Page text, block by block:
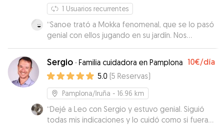
1 Usuarios recurrentes
“Sanoe trató a Mokka fenomenal, que se lo pasó
genial con ellos jugando en su jardín. Nos
mantuvo informados y mandó fotos durante
toda la estancia, lo cual se agradece mucho.
Repetiriamos sin duda.”
Sergio · Familia cuidadora en Pamplona 10€/día
5.0 (5 Reservas)
Pamplona/Iruña - 16.96 km
“Dejé a Leo con Sergio y estuvo genial. Siguió
todas mis indicaciones y lo cuidó como si fuera